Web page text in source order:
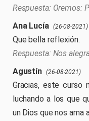
Oremos:
Ana Lucía (26-08-2021)
Que bella reflexión.
Nos
Agustín (26-08-2021)
Gracias, este curso
luchando a los que
un Dios que nos ama